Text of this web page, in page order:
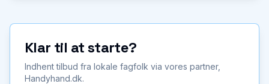
Klar til at starte?
Indhent tilbud fra lokale fagfolk via vores partner,
Handyhand.dk.